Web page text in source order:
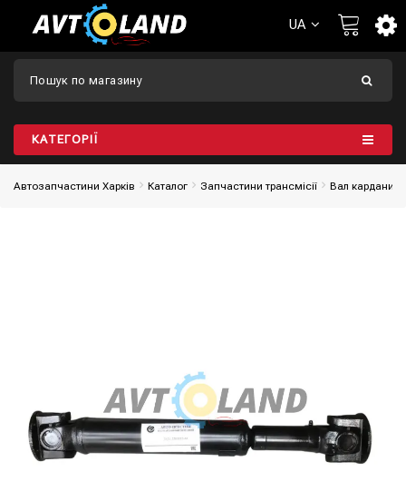
UA
КАТЕГОРІЇ
Автозапчастини Харків Каталог Запчастини трансмісії Вал карданий